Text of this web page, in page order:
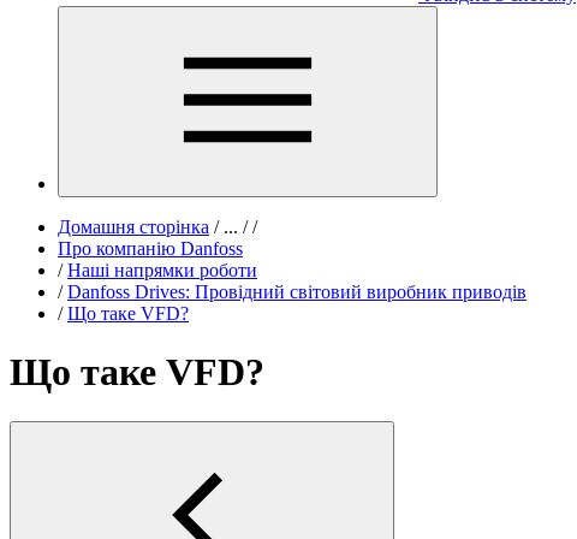
Домашня сторінка /... / /
Про компанію Danfoss
/ Наші напрямки роботи
/ Danfoss Drives: Провідний світовий виробник приводів
/ Що таке VFD?
Що таке VFD?